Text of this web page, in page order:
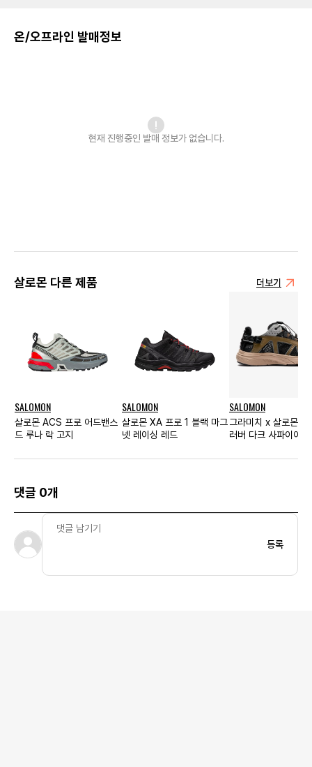
온/오프라인 발매정보
현재 진행중인 발매 정보가 없습니다.
살로몬 다른 제품 더보기
SALOMON
살로몬 ACS 프로 어드밴스
드 루나 락 고지
SALOMON
살로몬 XA 프로 1 블랙 마그
넷 레이싱 레드
SALOMON
그라미치 x 살로몬 테
러버 다크 사파이어
댓글 0개
등록